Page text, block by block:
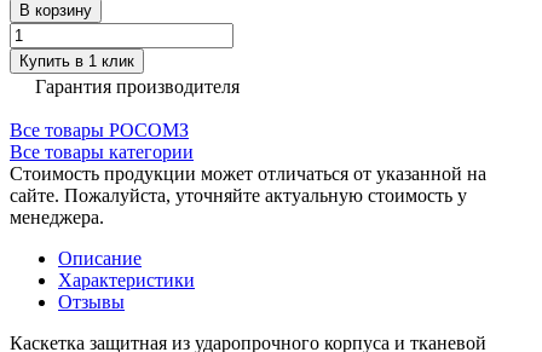
В корзину
Купить в 1 клик
Гарантия производителя
Все товары РОСОМЗ
Все товары категории
Стоимость продукции может отличаться от указанной на
сайте. Пожалуйста, уточняйте актуальную стоимость у
менеджера.
Описание
Характеристики
Отзывы
Каскетка защитная из ударопрочного корпуса и тканевой